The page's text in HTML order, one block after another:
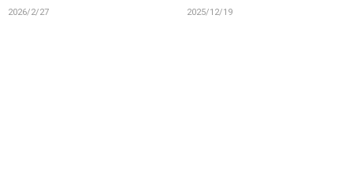
Works「FANCLUB」！
2026/2/27 2025/12/19